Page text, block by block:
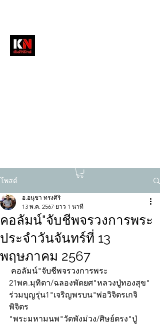
โพสต์
คอลัมน์"จับชีพจรวงการพระ
ประจำวันจันทร์ที่ 13
พฤษภาคม 2567
อ.อนุชา ทรงศิริ
13 พ.ค. 2567 ยาว 1 นาที
คอลัมน์"จับชีพจรวงการพระ
21พค.มุทิตา/ฉลองพัดยศ"หลวงปู่ทองสุข"
ร่วมบุญรุ่น1"เจริญพรบน"พ่อวิจิตรเกจิ
พิจิตร
"พระมหามนพ"วัดพังม่วง/ศิษย์ตรง"ปู่